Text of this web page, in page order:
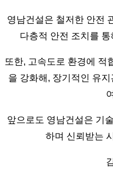
영남건설은 철저한 안전
다층적 안전 조치를
또한, 고속도로 환경에 적
을 강화해, 장기적인 유
앞으로도 영남건설은 기
하며 신뢰받는